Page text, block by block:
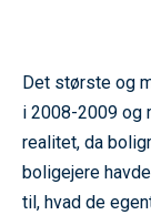
Det største og
i 2008-2009 og
realitet, da
boligejere
til, hvad de